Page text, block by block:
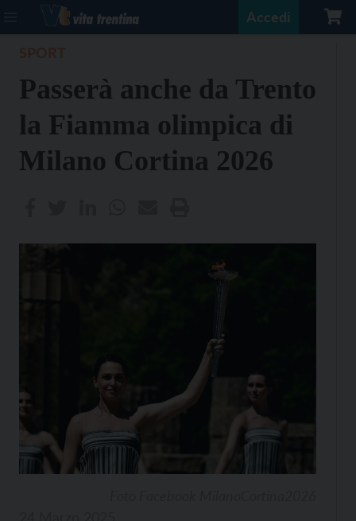
Accedi
Passerà anche da Trento
la Fiamma olimpica di
Milano Cortina 2026